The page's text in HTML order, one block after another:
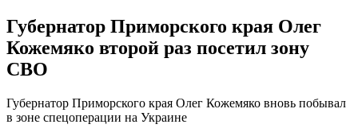
Губернатор Приморского края Олег
Кожемяко второй раз посетил зону
СВО
Губернатор Приморского края Олег Кожемяко вновь побывал
в зоне спецоперации на Украине